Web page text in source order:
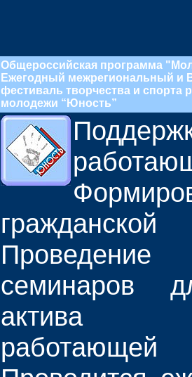
Общероссийская программа
Ежегодный межрегиональный и
фестиваль творчества и спорта
молодежи “Юность”
семинаров
актива